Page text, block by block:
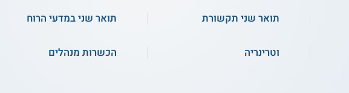
תואר שני תקשורת תואר שני במדעי הרוח
וטרינריה הכשרות מנהלים